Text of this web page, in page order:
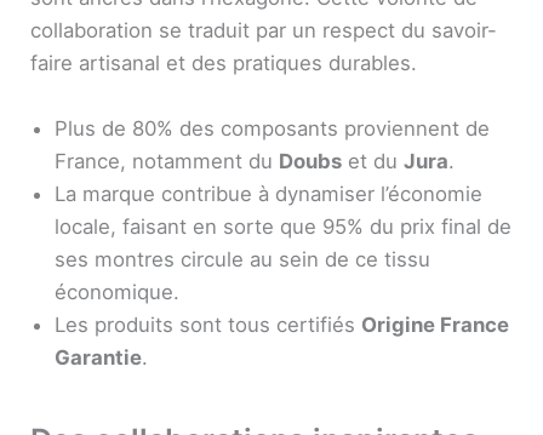
collaboration se traduit par un respect du savoir-
faire artisanal et des pratiques durables.
Plus de 80% des composants proviennent de
France, notamment du Doubs et du Jura.
La marque contribue à dynamiser l’économie
locale, faisant en sorte que 95% du prix final de
ses montres circule au sein de ce tissu
économique.
Les produits sont tous certifiés Origine France
Garantie.